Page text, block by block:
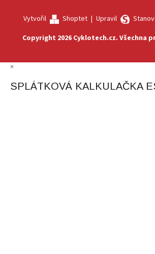
Vytvořil Shoptet| Upravil
Copyright 2026 Cyklotech.cz. Všechna
×
SPLÁTKOVÁ KALKULAČKA